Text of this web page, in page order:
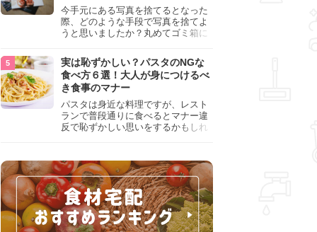
今手元にある写真を捨てるとなった
際、どのような手段で写真を捨てよ
うと思いましたか？丸めてゴミ箱に
真は個人情報が詰まっているので、
ただ丸めただけの状態で捨ててしま
うのは危険です。写真にすべきでは
ない捨て方をまとめているので、ぜ
ひチェックしておきましょう。
実は恥ずかしい？パスタのNGな
食べ方６選！大人が身につけるべ
き食事のマナー
パスタは身近な料理ですが、レスト
ランで普段通りに食べるとマナー違
反で恥ずかしい思いをするかもしれ
して、正しい食べ方を確認しましょ
う。大人の嗜みとして知っておきた
い新常識を解説します。